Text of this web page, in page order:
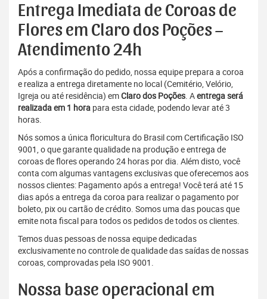
Entrega Imediata de Coroas de
Flores em Claro dos Poções –
Atendimento 24h
Após a confirmação do pedido, nossa equipe prepara a coroa
e realiza a entrega diretamente no local (Cemitério, Velório,
Igreja ou até residência) emClaro dos Poções. Aentrega será
realizada em 1 hora para esta cidade, podendo levar até 3
horas.
Nós somos a única floricultura do Brasil com Certificação ISO
9001, o que garante qualidade na produção e entrega de
coroas de flores operando 24 horas por dia. Além disto, você
conta com algumas vantagens exclusivas que oferecemos aos
nossos clientes: Pagamento após a entrega! Você terá até 15
dias após a entrega da coroa para realizar o pagamento por
boleto, pix ou cartão de crédito. Somos uma das poucas que
emite nota fiscal para todos os pedidos de todos os clientes.
Temos duas pessoas de nossa equipe dedicadas
exclusivamente no controle de qualidade das saídas de nossas
coroas, comprovadas pela ISO 9001.
Nossa base operacional em